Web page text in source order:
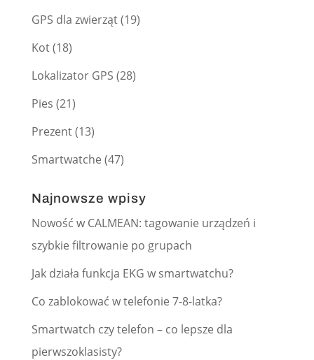
GPS dla zwierząt(19)
Kot(18)
Lokalizator GPS (28)
Pies (21)
Prezent(13)
Smartwatche (47)
Najnowsze wpisy
Nowość w CALMEAN: tagowanie urządzeń i
szybkie filtrowanie po grupach
Jak działa funkcja EKG w smartwatchu?
Co zablokować w telefonie 7-8-latka?
Smartwatch czy telefon – co lepsze dla
pierwszoklasisty?